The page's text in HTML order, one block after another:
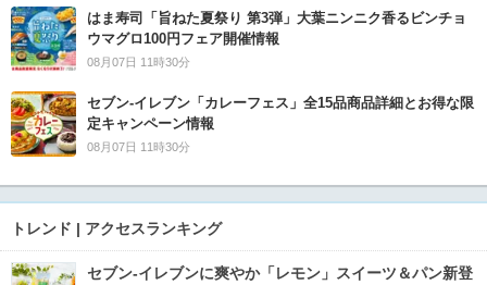
はま寿司「旨ねた夏祭り 第3弾」大葉ニンニク香るビンチョ
ウマグロ100円フェア開催情報
08月07日 11時30分
セブン‐イレブン「カレーフェス」全15品商品詳細とお得な限
定キャンペーン情報
08月07日 11時30分
トレンド | アクセスランキング
セブン‐イレブンに爽やか「レモン」スイーツ＆パン新登